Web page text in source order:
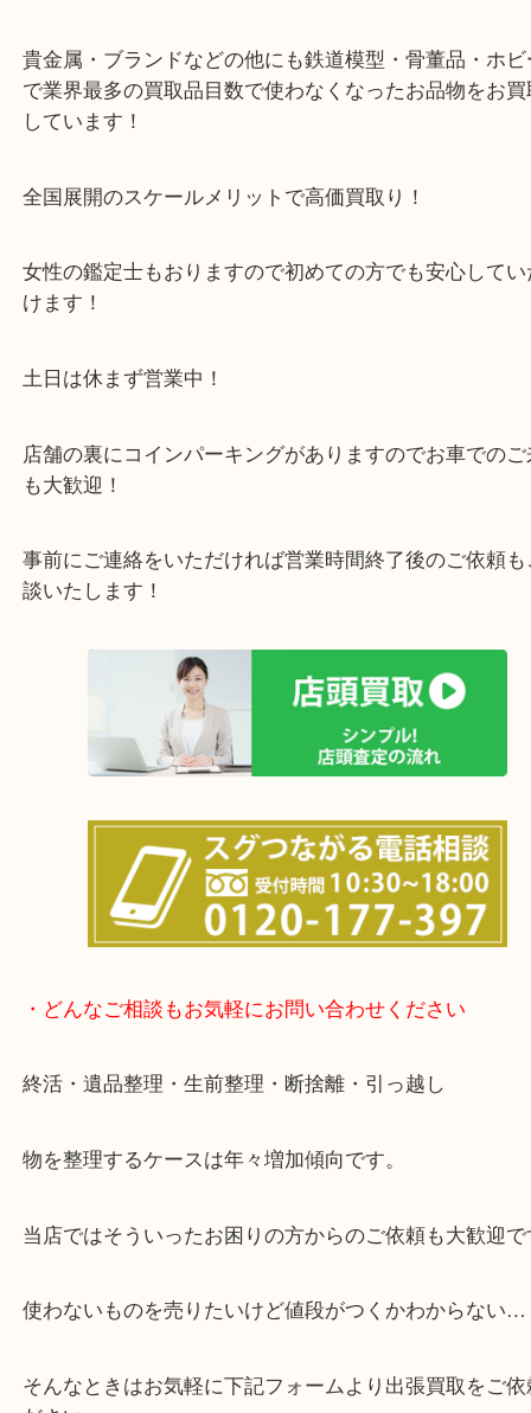
・最寄り駅のご案内
阪急箕面線「箕面駅」「牧落駅」
・お車の方
43号線にあるchocoZAP箕面店のお隣が当店です。
店舗裏にコインパーキングもございますのでご利用
※金券・両替を除くご成約者様へ無料チケットお配
す。
・当店の特徴
箕面市・豊中市・池田市・川西市・宝塚市からご
店舗裏にコインパーキングもあるのでお車でもご
い店舗です。
貴金属・ブランドなどの他にも鉄道模型・骨董品
で業界最多の買取品目数で使わなくなったお品物
しています！
けます！
土日は休まず営業中！
店舗の裏にコインパーキングがありますのでお車で
談いたします！